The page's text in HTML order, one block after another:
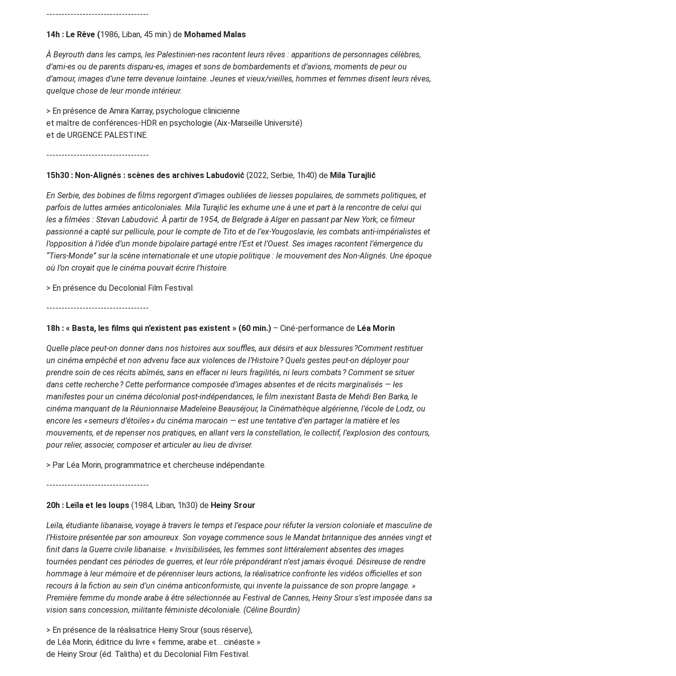
----------------------------------
14h : Le Rêve (1986, Liban, 45 min.) de Mohamed Malas
À Beyrouth dans les camps, les Palestinien-nes racontent leurs rêves : apparitions de personnages célèbres,
d’ami-es ou de parents disparu-es, images et sons de bombardements et d’avions, moments de peur ou
d’amour, images d’une terre devenue lointaine. Jeunes et vieux/vieilles, hommes et femmes disent leurs rêves,
quelque chose de leur monde intérieur.
> En présence de Amira Karray, psychologue clinicienne
et maître de conférences-HDR en psychologie (Aix-Marseille Université)
et de URGENCE PALESTINE.
----------------------------------
15h30 : Non-Alignés : scènes des archives Labudović (2022, Serbie, 1h40) de Mila Turajlić
En Serbie, des bobines de films regorgent d’images oubliées de liesses populaires, de sommets politiques, et
parfois de luttes armées anticoloniales. Mila Turajlić les exhume une à une et part à la rencontre de celui qui
les a filmées : Stevan Labudović. À partir de 1954, de Belgrade à Alger en passant par New York, ce filmeur
passionné a capté sur pellicule, pour le compte de Tito et de l’ex-Yougoslavie, les combats anti-impérialistes et
l’opposition à l’idée d’un monde bipolaire partagé entre l’Est et l’Ouest. Ses images racontent l’émergence du
“Tiers-Monde” sur la scène internationale et une utopie politique : le mouvement des Non-Alignés. Une époque
où l’on croyait que le cinéma pouvait écrire l’histoire.
> En présence du Decolonial Film Festival.
----------------------------------
18h : « Basta, les films qui n’existent pas existent » (60 min.) – Ciné-performance de Léa Morin
Quelle place peut-on donner dans nos histoires aux souffles, aux désirs et aux blessures ?Comment restituer
un cinéma empêché et non advenu face aux violences de l’Histoire ? Quels gestes peut-on déployer pour
prendre soin de ces récits abîmés, sans en effacer ni leurs fragilités, ni leurs combats ? Comment se situer
dans cette recherche ? Cette performance composée d’images absentes et de récits marginalisés — les
manifestes pour un cinéma décolonial post-indépendances, le film inexistant Basta de Mehdi Ben Barka, le
cinéma manquant de la Réunionnaise Madeleine Beauséjour, la Cinémathèque algérienne, l’école de Lodz, ou
encore les « semeurs d’étoiles » du cinéma marocain — est une tentative d’en partager la matière et les
mouvements, et de repenser nos pratiques, en allant vers la constellation, le collectif, l’explosion des contours,
pour relier, associer, composer et articuler au lieu de diviser.
> Par Léa Morin, programmatrice et chercheuse indépendante.
----------------------------------
20h : Leïla et les loups (1984, Liban, 1h30) de Heiny Srour
Leïla, étudiante libanaise, voyage à travers le temps et l’espace pour réfuter la version coloniale et masculine de
l’Histoire présentée par son amoureux. Son voyage commence sous le Mandat britannique des années vingt et
finit dans la Guerre civile libanaise. « Invisibilisées, les femmes sont littéralement absentes des images
tournées pendant ces périodes de guerres, et leur rôle prépondérant n’est jamais évoqué. Désireuse de rendre
hommage à leur mémoire et de pérenniser leurs actions, la réalisatrice confronte les vidéos officielles et son
recours à la fiction au sein d’un cinéma anticonformiste, qui invente la puissance de son propre langage. »
Première femme du monde arabe à être sélectionnée au Festival de Cannes, Heiny Srour s’est imposée dans sa
vision sans concession, militante féministe décoloniale. (Céline Bourdin)
> En présence de la réalisatrice Heiny Srour (sous réserve),
de Léa Morin, éditrice du livre « femme, arabe et… cinéaste »
de Heiny Srour (éd. Talitha) et du Decolonial Film Festival.